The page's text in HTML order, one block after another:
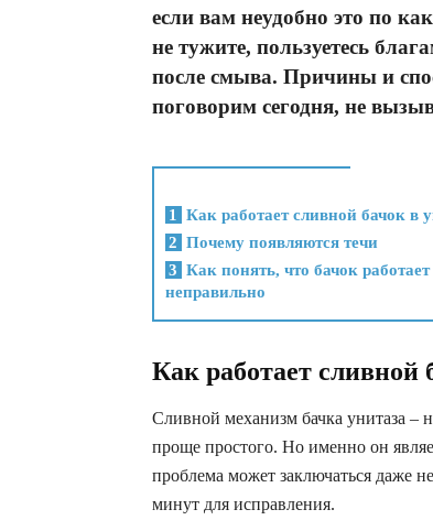
если вам неудобно это по
не тужите, пользуетесь
после смыва. Причины и
поговорим сегодня, не
1
Как работает сливной бачок в
2 Почему появляются течи
3 Как понять, что бачок работает
неправильно
Как работает сливной
Сливной механизм бачка унитаза –
проще простого. Но именно он
проблема может заключаться даже
минут для исправления.